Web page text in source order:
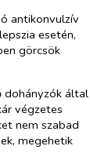
antikonvulzív
esetén,
görcsök
dohányzók által
végzetes
nem szabad
megehetik